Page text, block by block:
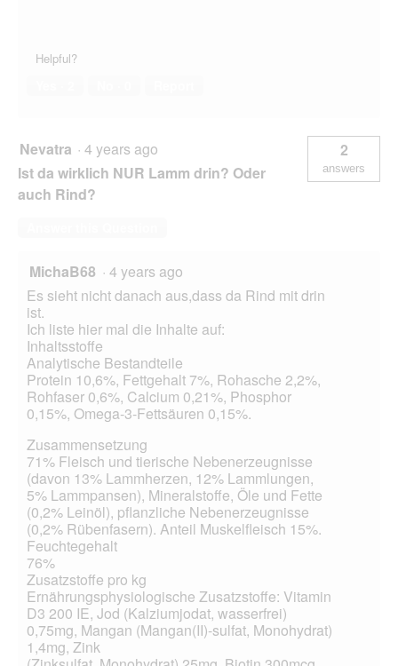
Helpful?
Nevatra · 4 years ago
Ist da wirklich NUR Lamm drin? Oder
auch Rind?
2
answers
MichaB68 · 4 years ago
Es sieht nicht danach aus,dass da Rind mit drin
ist.
Ich liste hier mal die Inhalte auf:
Inhaltsstoffe
Analytische Bestandteile
Protein 10,6%, Fettgehalt 7%, Rohasche 2,2%,
Rohfaser 0,6%, Calcium 0,21%, Phosphor
0,15%, Omega-3-Fettsäuren 0,15%.
Zusammensetzung
71% Fleisch und tierische Nebenerzeugnisse
(davon 13% Lammherzen, 12% Lammlungen,
5% Lammpansen), Mineralstoffe, Öle und Fette
(0,2% Leinöl), pflanzliche Nebenerzeugnisse
(0,2% Rübenfasern). Anteil Muskelfleisch 15%.
Feuchtegehalt
76%
Zusatzstoffe pro kg
Ernährungsphysiologische Zusatzstoffe: Vitamin
D3 200 IE, Jod (Kalziumjodat, wasserfrei)
0,75mg, Mangan (Mangan(II)-sulfat, Monohydrat)
1,4mg, Zink